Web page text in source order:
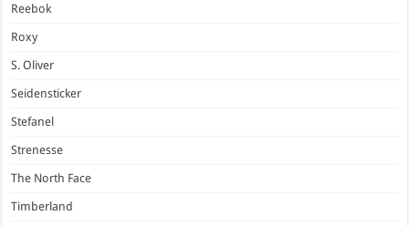
Reebok
Roxy
S. Oliver
Seidensticker
Stefanel
Strenesse
The North Face
Timberland